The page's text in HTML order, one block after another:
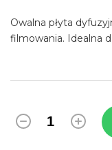
Owalna płyta
filmowania. Idealna